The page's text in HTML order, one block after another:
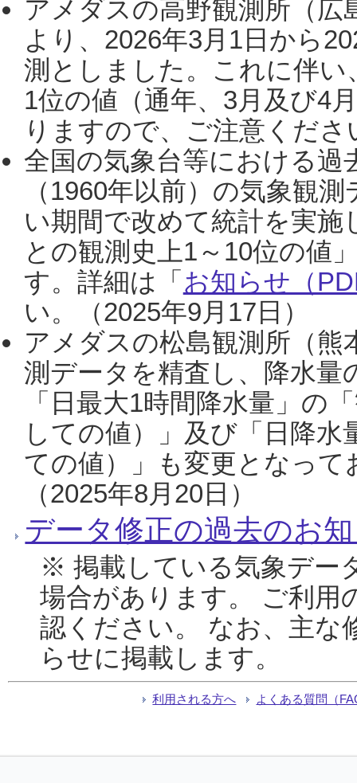
アメダスの高野観測所（
より、2026年3月1日から
測としました。これに伴い
1位の値（通年、3月及び4
りますので、ご注意くだ
全国の気象台等における過
（1960年以前）の気象観
い期間で改めて統計を実
との観測史上1～10位の値
す。詳細は「 お知らせ（
い。（2025年9月17日）
アメダスの松島観測所（熊
測データを精査し、降水
「日最大1時間降水量」の
しての値）」及び「日降
ての値）」も変更となっ
（2025年8月20日）
データ修正の過去のお
※ 掲載している気象デー
場合があります。 ご利用
認ください。 なお、主な
らせに掲載します。
利用される方へ よくある質問（